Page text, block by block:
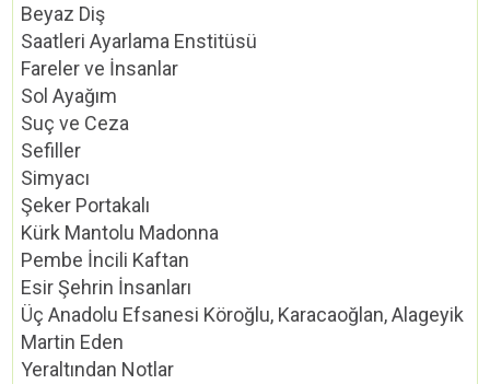
Beyaz Diş
Saatleri Ayarlama Enstitüsü
Fareler ve İnsanlar
Sol Ayağım
Suç ve Ceza
Sefiller
Simyacı
Şeker Portakalı
Kürk Mantolu Madonna
Pembe İncili Kaftan
Esir Şehrin İnsanları
Üç Anadolu Efsanesi Köroğlu, Karacaoğlan, Alageyik
Martin Eden
Yeraltından Notlar